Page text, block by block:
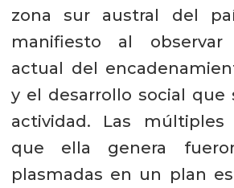
zona sur austral del
manifiesto al
actual del
y el desarrollo social que
actividad. Las múltiples
que ella genera
plasmadas en un plan